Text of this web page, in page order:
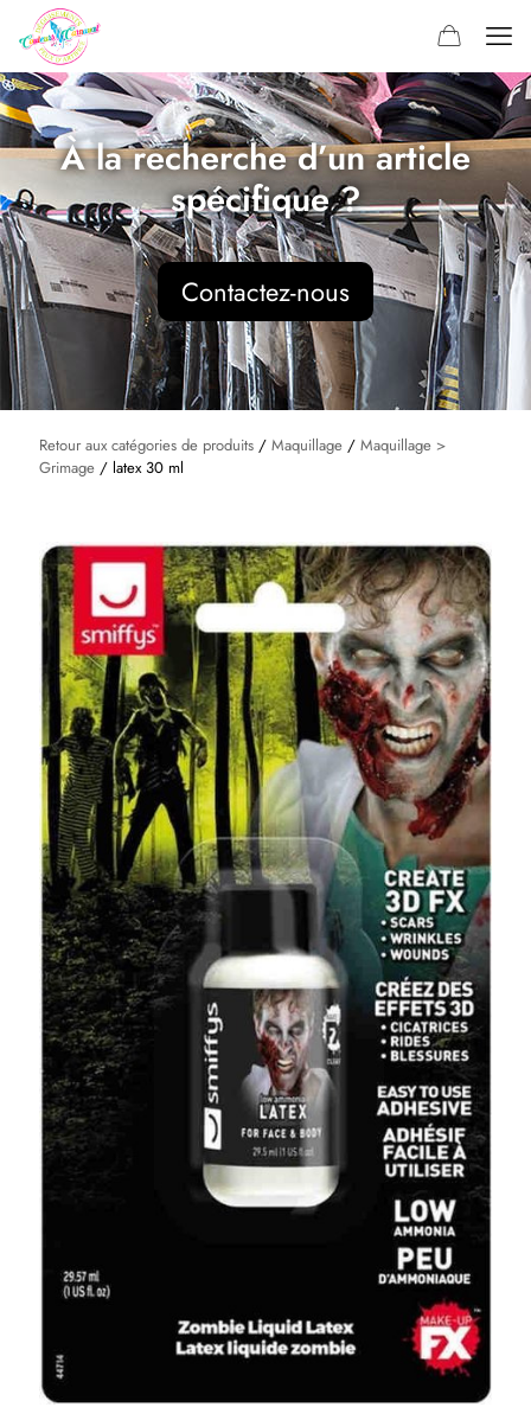
À la recherche d’un article
spécifique ?
Contactez-nous
Retour aux catégories de produits / Maquillage / Maquillage >
Grimage / latex 30 ml